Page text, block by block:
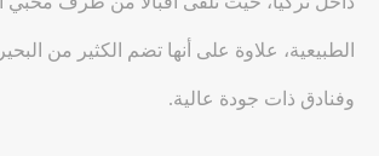
الطبيعية، علاوة على أنها تضم الكثير من
وفنادق ذات جودة عالية.